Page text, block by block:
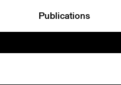
Publications